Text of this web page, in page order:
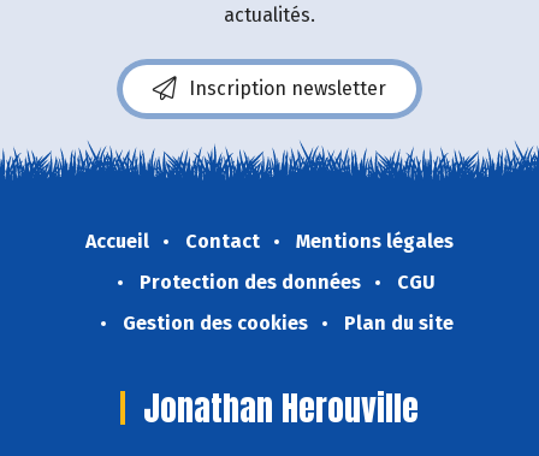
actualités.
Inscription newsletter
Accueil Contact
Mentions légales
Protection des données
CGU
Gestion des cookies
Plan du site
Jonathan Herouville